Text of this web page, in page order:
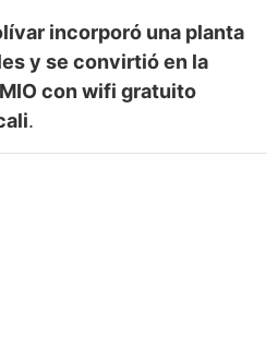
incorporó una planta
y se convirtió en la
con wifi gratuito
.